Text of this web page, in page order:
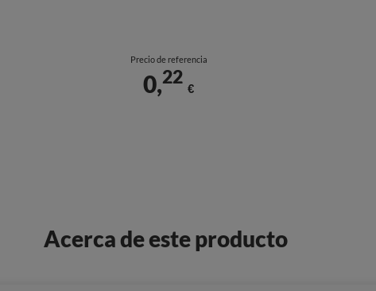
Precio de referencia
0,22
€
Acerca de este producto